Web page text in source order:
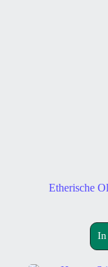
Etherische
In